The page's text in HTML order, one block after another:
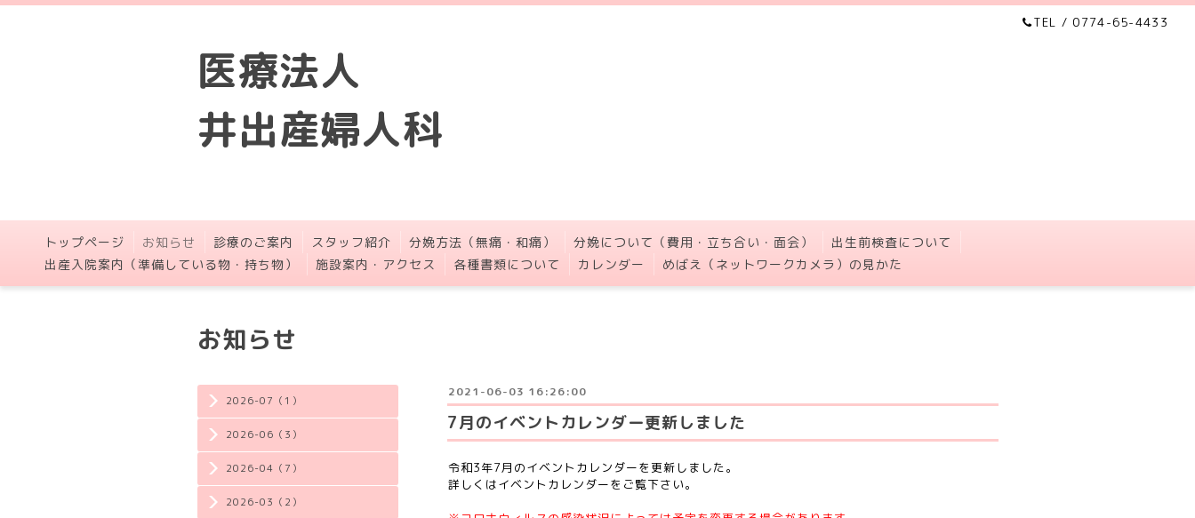
TEL / 0774-65-4433
医療法人
井出産婦人科
トップページ お知らせ 診療のご案内 スタッフ紹介 分娩方法（無痛・和痛） 分娩について（費用・立ち合い・面会）
出生前検査について
出産入院案内（準備している物・持ち物）
施設案内・アクセス 各種書類について カレンダー めばえ（ネットワークカメラ）の見かた
2026-07（1）
2026-06（3）
2026-04（7）
2026-03（2）
お知らせ
2021-06-03 16:26:00
7月のイベントカレンダー更新しました
令和3年7月のイベントカレンダーを更新しました。
詳しくはイベントカレンダーをご覧下さい。